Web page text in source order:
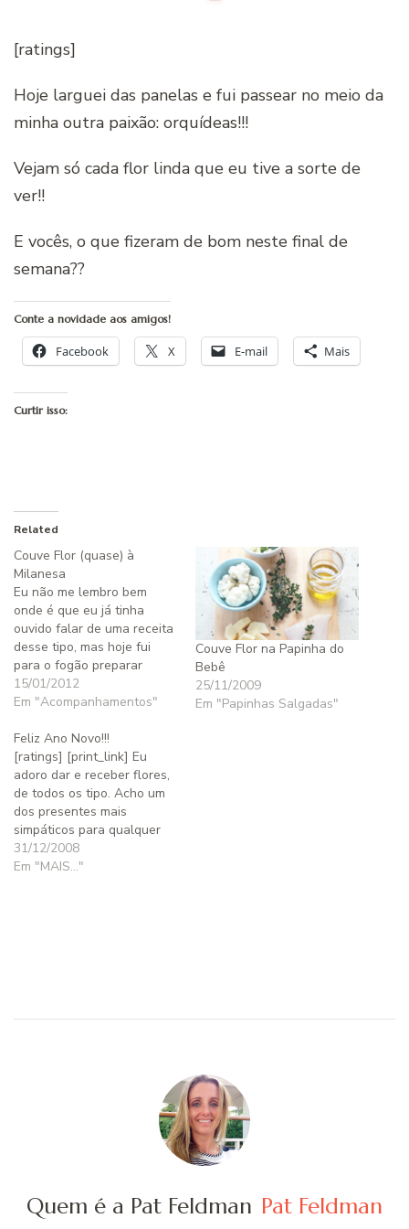
[ratings]
Hoje larguei das panelas e fui passear no meio da
minha outra paixão: orquídeas!!!
Vejam só cada flor linda que eu tive a sorte de
ver!!
E vocês, o que fizeram de bom neste final de
semana??
Conte a novidade aos amigos!
Facebook X E-mail Mais
Curtir isso:
Related
Couve Flor (quase) à
Milanesa
Eu não me lembro bem
onde é que eu já tinha
ouvido falar de uma receita
desse tipo, mas hoje fui
para o fogão preparar
Couve-flor Gratinada para
o almoço e acabei
mas igualmente uma opção
deliciosa para acompanhar
carnes ou um bom frango
caipira ensopado. O…
15/01/2012
Em "Acompanhamentos"
Couve Flor na Papinha do
Bebê
25/11/2009
Em "Papinhas Salgadas"
Feliz Ano Novo!!!
[ratings] [print_link] Eu
adoro dar e receber flores,
de todos os tipo. Acho um
dos presentes mais
simpáticos para qualquer
ocasião, e foi por isso
mesmo que saí pelo
31/12/2008
Em "MAIS..."
Quem é a Pat Feldman Pat Feldman